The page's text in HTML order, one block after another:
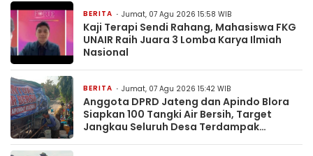
BERITA Jumat, 07 Agu 2026 15:58 WIB
Kaji Terapi Sendi Rahang, Mahasiswa FKG
UNAIR Raih Juara 3 Lomba Karya Ilmiah
Nasional
BERITA Jumat, 07 Agu 2026 15:42 WIB
Anggota DPRD Jateng dan Apindo Blora
Siapkan 100 Tangki Air Bersih, Target
Jangkau Seluruh Desa Terdampak